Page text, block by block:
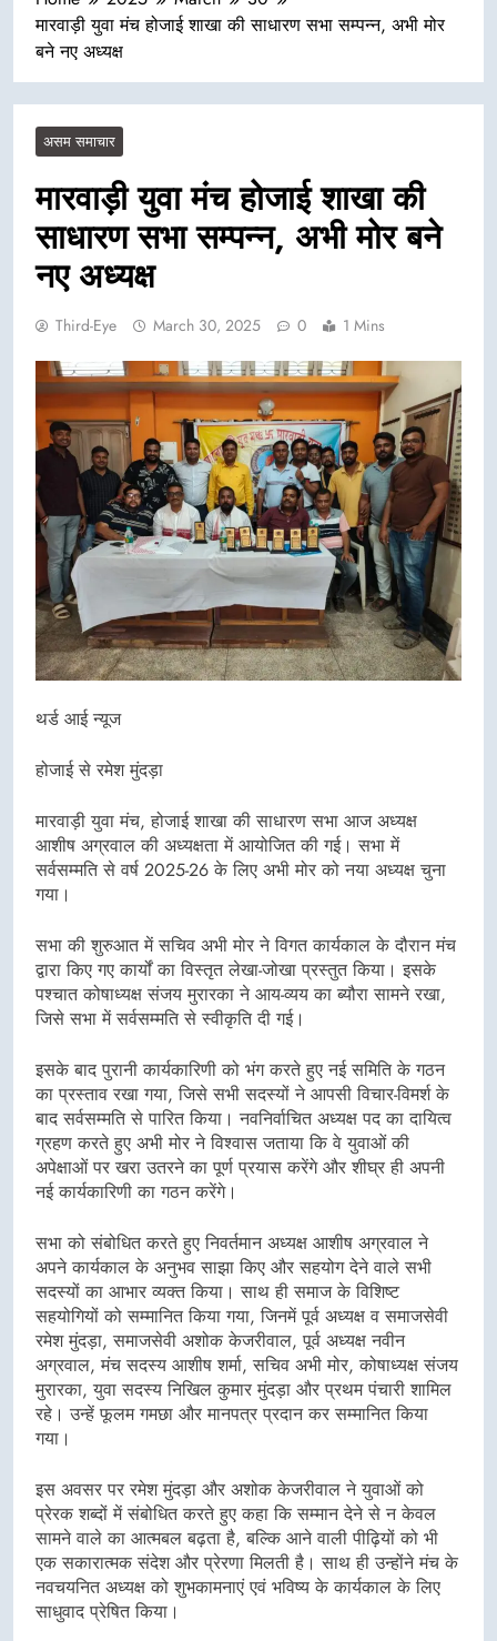
मारवाड़ी युवा मंच होजाई शाखा की साधारण सभा सम्पन्न, अभी मोर
बने नए अध्यक्ष
असम समाचार
मारवाड़ी युवा मंच होजाई शाखा की
साधारण सभा सम्पन्न, अभी मोर बने
नए अध्यक्ष
Third-Eye March 30, 2025 0 1 Mins
थर्ड आई न्यूज
होजाई से रमेश मुंदड़ा
मारवाड़ी युवा मंच, होजाई शाखा की साधारण सभा आज अध्यक्ष
आशीष अग्रवाल की अध्यक्षता में आयोजित की गई। सभा में
सर्वसम्मति से वर्ष 2025-26 के लिए अभी मोर को नया अध्यक्ष चुना
गया।
सभा की शुरुआत में सचिव अभी मोर ने विगत कार्यकाल के दौरान मंच
द्वारा किए गए कार्यों का विस्तृत लेखा-जोखा प्रस्तुत किया। इसके
पश्चात कोषाध्यक्ष संजय मुरारका ने आय-व्यय का ब्यौरा सामने रखा,
जिसे सभा में सर्वसम्मति से स्वीकृति दी गई।
इसके बाद पुरानी कार्यकारिणी को भंग करते हुए नई समिति के गठन
का प्रस्ताव रखा गया, जिसे सभी सदस्यों ने आपसी विचार-विमर्श के
बाद सर्वसम्मति से पारित किया। नवनिर्वाचित अध्यक्ष पद का दायित्व
ग्रहण करते हुए अभी मोर ने विश्वास जताया कि वे युवाओं की
अपेक्षाओं पर खरा उतरने का पूर्ण प्रयास करेंगे और शीघ्र ही अपनी
नई कार्यकारिणी का गठन करेंगे।
सभा को संबोधित करते हुए निवर्तमान अध्यक्ष आशीष अग्रवाल ने
अपने कार्यकाल के अनुभव साझा किए और सहयोग देने वाले सभी
सदस्यों का आभार व्यक्त किया। साथ ही समाज के विशिष्ट
सहयोगियों को सम्मानित किया गया, जिनमें पूर्व अध्यक्ष व समाजसेवी
रमेश मुंदड़ा, समाजसेवी अशोक केजरीवाल, पूर्व अध्यक्ष नवीन
अग्रवाल, मंच सदस्य आशीष शर्मा, सचिव अभी मोर, कोषाध्यक्ष संजय
मुरारका, युवा सदस्य निखिल कुमार मुंदड़ा और प्रथम पंचारी शामिल
रहे। उन्हें फूलम गमछा और मानपत्र प्रदान कर सम्मानित किया
गया।
इस अवसर पर रमेश मुंदड़ा और अशोक केजरीवाल ने युवाओं को
प्रेरक शब्दों में संबोधित करते हुए कहा कि सम्मान देने से न केवल
सामने वाले का आत्मबल बढ़ता है, बल्कि आने वाली पीढ़ियों को भी
एक सकारात्मक संदेश और प्रेरणा मिलती है। साथ ही उन्होंने मंच के
नवचयनित अध्यक्ष को शुभकामनाएं एवं भविष्य के कार्यकाल के लिए
साधुवाद प्रेषित किया।